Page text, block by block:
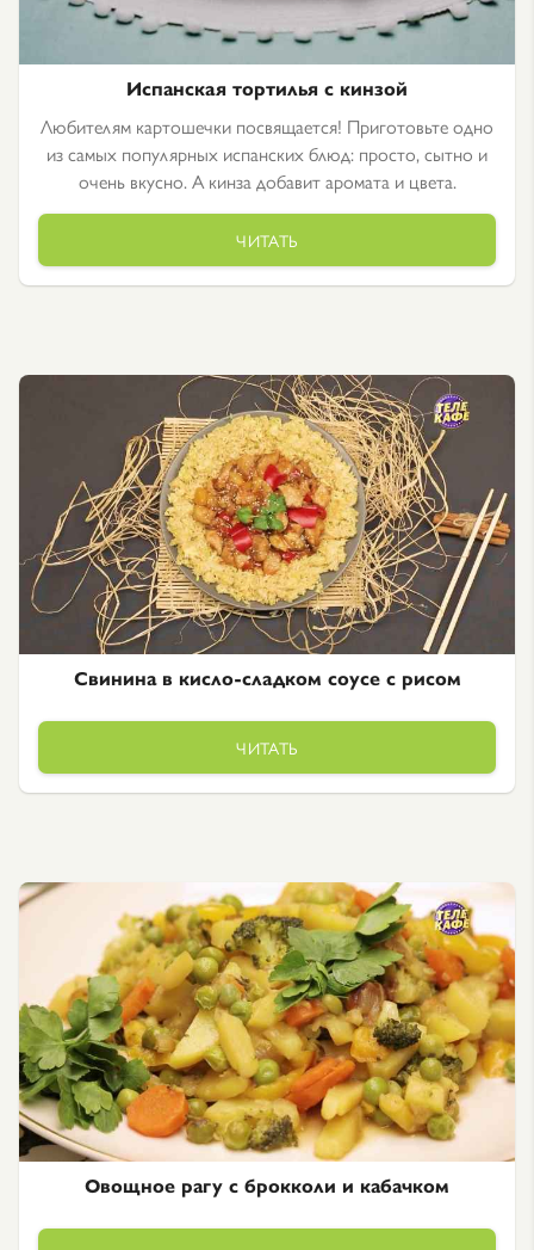
Испанская тортилья с кинзой
Любителям картошечки посвящается! Приготовьте одно
из самых популярных испанских блюд: просто, сытно и
очень вкусно. А кинза добавит аромата и цвета.
ЧИТАТЬ
Свинина в кисло-сладком соусе с рисом
ЧИТАТЬ
Овощное рагу с брокколи и кабачком